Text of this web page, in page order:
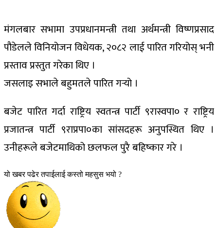
मंगलबार सभामा उपप्रधानमन्त्री तथा अर्थमन्त्री विष्णप्रसाद
पौडेलले विनियोजन विधेयक, २०८२ लाई पारित गरियोस् भनी
प्रस्ताव प्रस्तुत गरेका थिए ।
जसलाइ सभाले बहुमतले पारित गर्‍यो ।
बजेट पारित गर्दा राष्ट्रिय स्वतन्त्र पार्टी ९रास्वपा० र राष्ट्रिय
प्रजातन्त्र पार्टी ९राप्रपा०का सांसदहरू अनुपस्थित थिए ।
उनीहरूले बजेटमाथिको छलफल पुरै बहिष्कार गरे ।
यो खबर पढेर तपाईलाई कस्तो महसुस भयो ?